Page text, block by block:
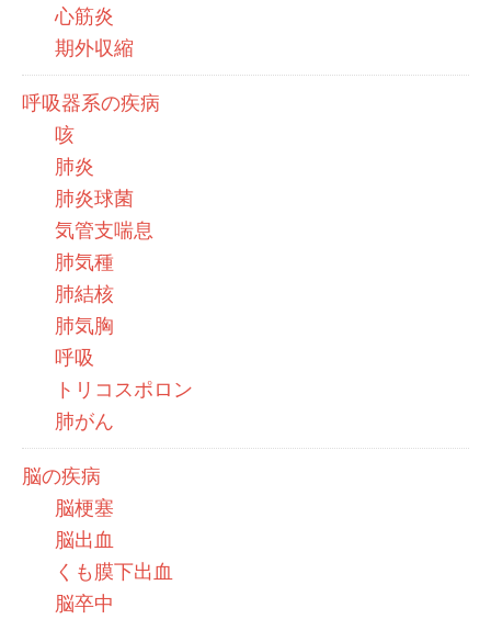
心筋炎
期外収縮
呼吸器系の疾病
咳
肺炎
肺炎球菌
気管支喘息
肺気種
肺結核
肺気胸
呼吸
トリコスポロン
肺がん
脳の疾病
脳梗塞
脳出血
くも膜下出血
脳卒中